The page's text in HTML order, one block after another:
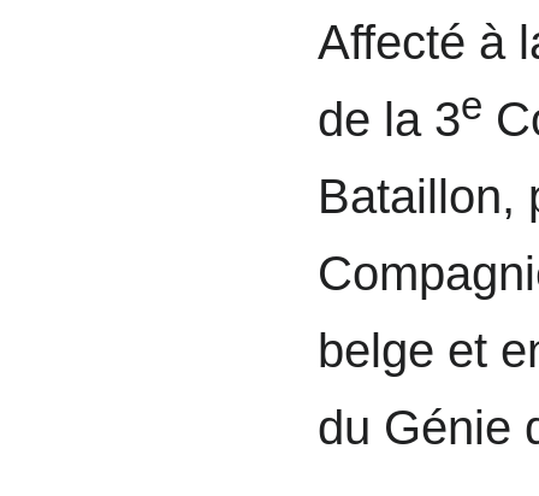
Affecté à
de la 3e
Bataillon,
belge et
du Génie